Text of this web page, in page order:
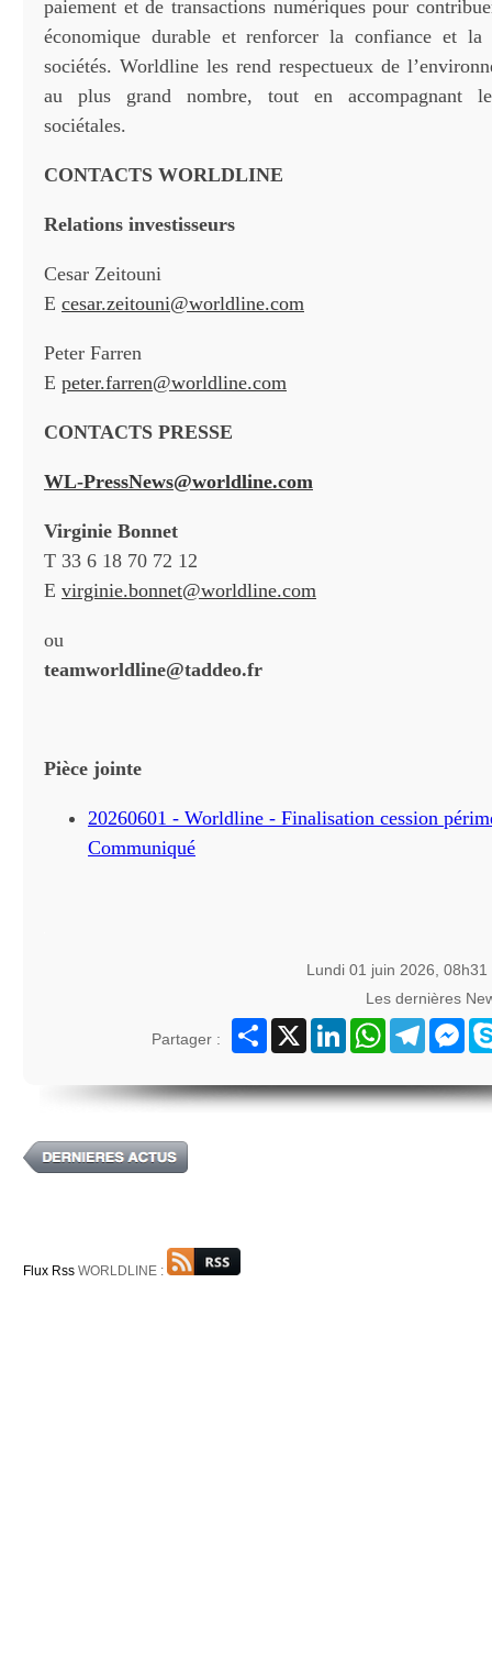
paiement et de transactions numériques pour
économique durable et renforcer la confiance et la
sociétés. Worldline les rend respectueux de
au plus grand nombre, tout en accompagnant
sociétales.
CONTACTS WORLDLINE
Relations investisseurs
Cesar Zeitouni
E cesar.zeitouni@worldline.com
Peter Farren
E peter.farren@worldline.com
CONTACTS PRESSE
WL-PressNews@worldline.com
Virginie Bonnet
T 33 6 18 70 72 12
E virginie.bonnet@worldline.com
ou
teamworldline@taddeo.fr
Pièce jointe
20260601 - Worldline - Finalisation cession
Communiqué
Lundi 01 juin 2026,
Les dernières
Partager :
Partager
X LinkedInWhatsAppTelegram
Flux Rss WORLDLINE :